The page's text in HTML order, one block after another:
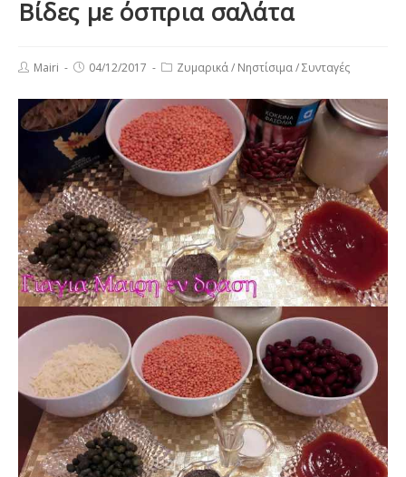
Βίδες με όσπρια σαλάτα
PostMairi
Post04/12/2017
PostΖυμαρικά/ Νηστίσιμα/Συνταγές